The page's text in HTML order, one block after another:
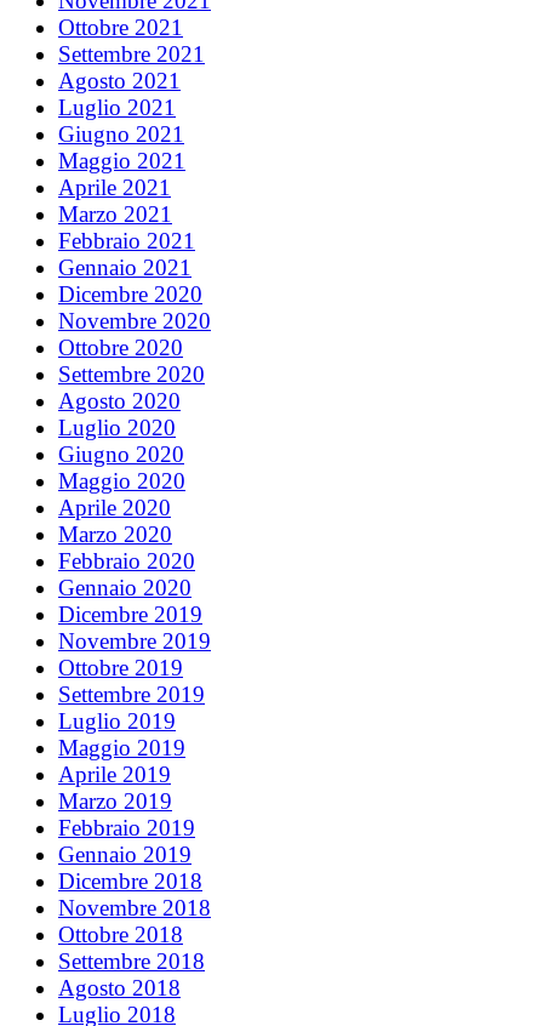
Ottobre 2021
Settembre 2021
Agosto 2021
Luglio 2021
Giugno 2021
Maggio 2021
Aprile 2021
Marzo 2021
Febbraio 2021
Gennaio 2021
Dicembre 2020
Novembre 2020
Ottobre 2020
Settembre 2020
Agosto 2020
Luglio 2020
Giugno 2020
Maggio 2020
Aprile 2020
Marzo 2020
Febbraio 2020
Gennaio 2020
Dicembre 2019
Novembre 2019
Ottobre 2019
Settembre 2019
Luglio 2019
Maggio 2019
Aprile 2019
Marzo 2019
Febbraio 2019
Gennaio 2019
Dicembre 2018
Novembre 2018
Ottobre 2018
Settembre 2018
Agosto 2018
Luglio 2018